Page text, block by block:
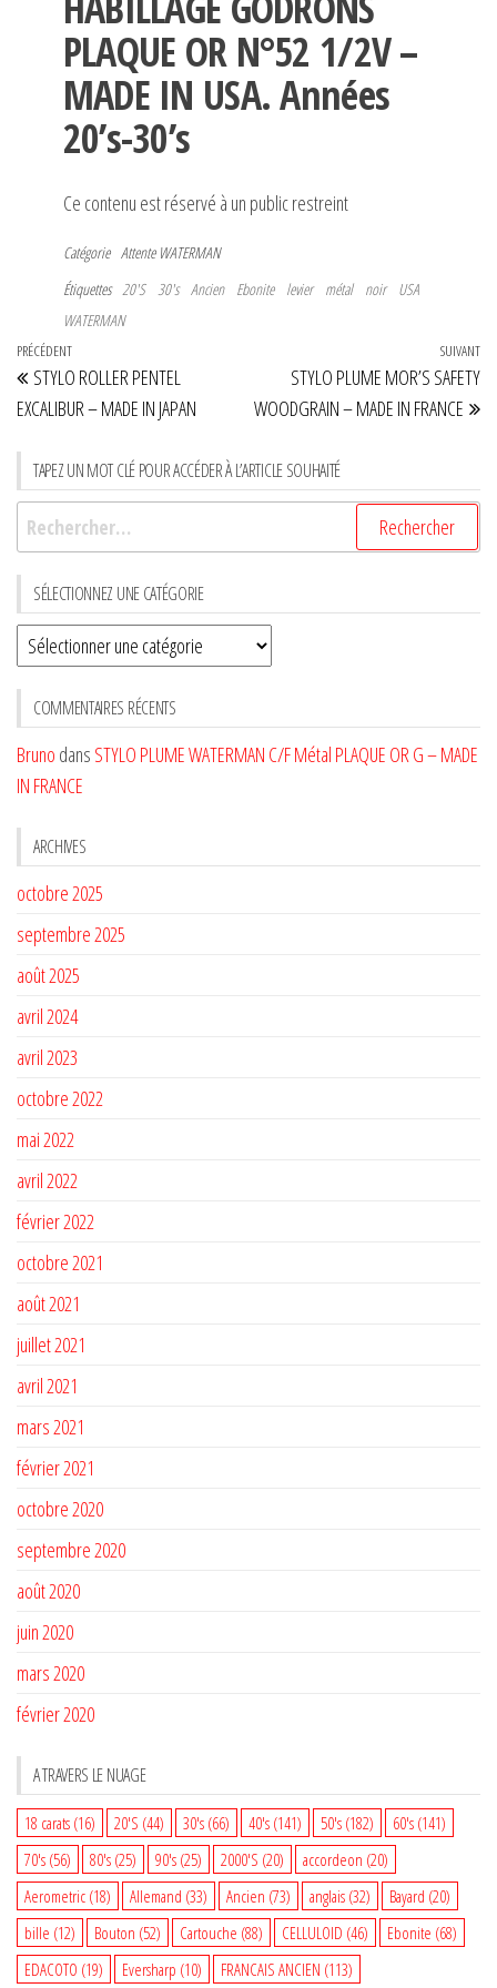
PLAQUE OR N°52 1/2V –
MADE IN USA. Années
20’s-30’s
Ce contenu est réservé à un public restreint
Catégorie Attente WATERMAN
Étiquettes 20'S 30's Ancien Ebonite levier métal noir
USA
WATERMAN
Navigation
de
l’article
Article
précédent
PRÉCÉDENT
STYLO ROLLER PENTEL
EXCALIBUR – MADE IN JAPAN
SUIVANT
STYLO PLUME MOR’S SAFETY
WOODGRAIN – MADE IN FRANCE
TAPEZ UN MOT CLÉ POUR ACCÉDER À L’ARTICLE SOUHAITÉ
Rechercher :
SÉLECTIONNEZ UNE CATÉGORIE
Sélectionnez
une
CATÉGORIE
COMMENTAIRES RÉCENTS
Bruno dans STYLO PLUME WATERMAN C/F Métal PLAQUE OR G – MADE
IN FRANCE
ARCHIVES
octobre 2025
septembre 2025
août 2025
avril 2024
avril 2023
octobre 2022
mai 2022
avril 2022
février 2022
octobre 2021
août 2021
juillet 2021
avril 2021
mars 2021
février 2021
octobre 2020
septembre 2020
août 2020
juin 2020
mars 2020
février 2020
A TRAVERS LE NUAGE
18 carats (16) 20'S (44) 30's (66) 40's (141) 50's (182) 60's (141)
70's (56) 80's (25) 90's (25) 2000'S (20) accordeon (20)
Aerometric (18) Allemand (33) Ancien (73) anglais (32) Bayard (20)
bille (12) Bouton (52) Cartouche (88) CELLULOID (46) Ebonite (68)
EDACOTO (19) Eversharp (10) FRANCAIS ANCIEN (113)